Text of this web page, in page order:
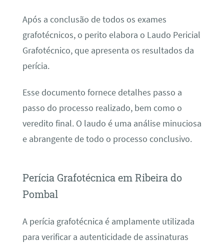
Após a conclusão de todos os exames
grafotécnicos, o perito elabora o Laudo Pericial
Grafotécnico, que apresenta os resultados da
perícia.
Esse documento fornece detalhes passo a
passo do processo realizado, bem como o
veredito final. O laudo é uma análise minuciosa
e abrangente de todo o processo conclusivo.
Perícia Grafotécnica em Ribeira do
Pombal
A perícia grafotécnica é amplamente utilizada
para verificar a autenticidade de assinaturas